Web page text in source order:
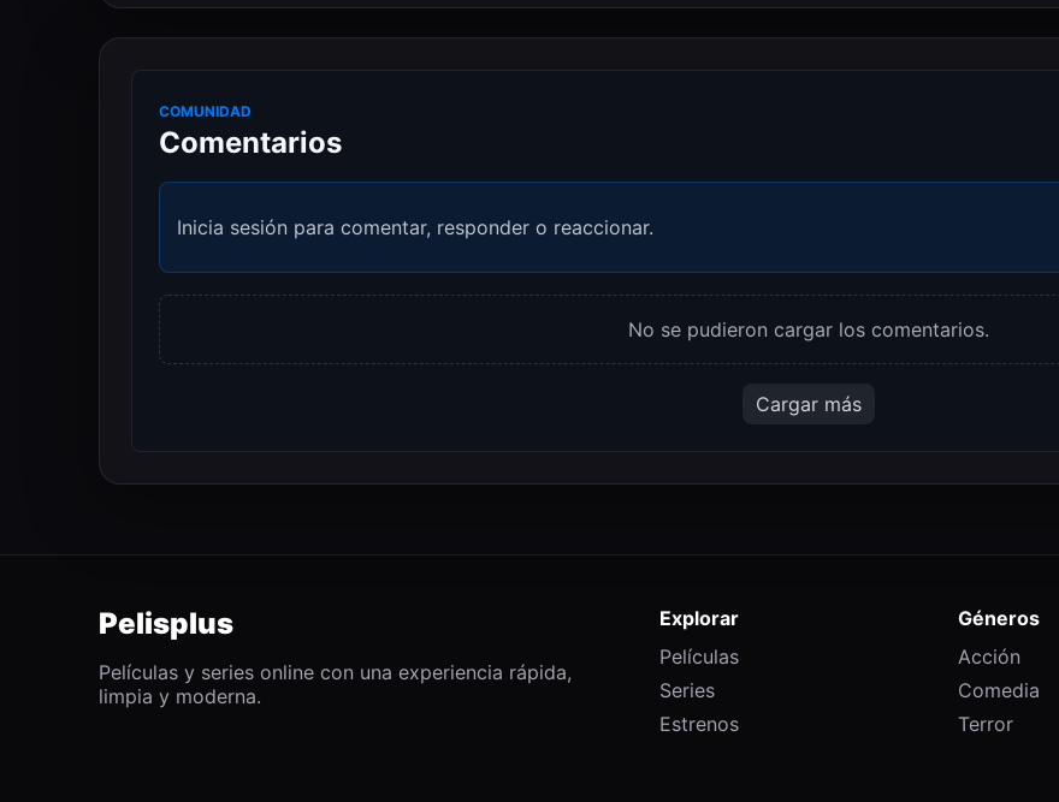
COMUNIDAD
Comentarios
Inicia sesión para comentar, responder o reaccionar.
No se pudieron cargar los comentarios.
Cargar más
Pelisplus
Películas y series online con una experiencia rápida,
limpia y moderna.
Explorar
Películas
Series
Estrenos
Géneros
Acción
Comedia
Terror